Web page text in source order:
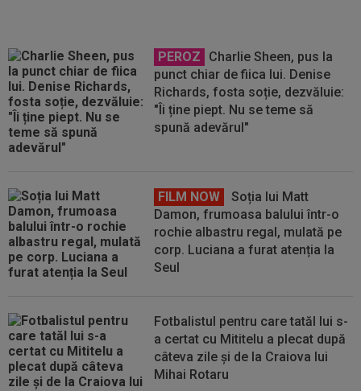
PEROZ
Charlie Sheen, pus la
punct chiar de fiica lui. Denise
Richards, fosta soție, dezvăluie:
"Îi ține piept. Nu se teme să
spună adevărul"
FILM NOW
Soția lui Matt
Damon, frumoasa balului într-o
rochie albastru regal, mulată pe
corp. Luciana a furat atenția la
Seul
Fotbalistul pentru care tatăl lui s-
a certat cu Mititelu a plecat după
câteva zile și de la Craiova lui
Mihai Rotaru